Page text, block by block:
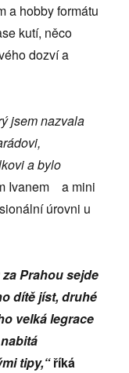
a hobby formátu
kutí, něco
dozví a
jsem nazvala
a bylo
Ivanem a mini
úrovni u
Prahou sejde
dítě jíst, druhé
velká legrace
tipy,“říká